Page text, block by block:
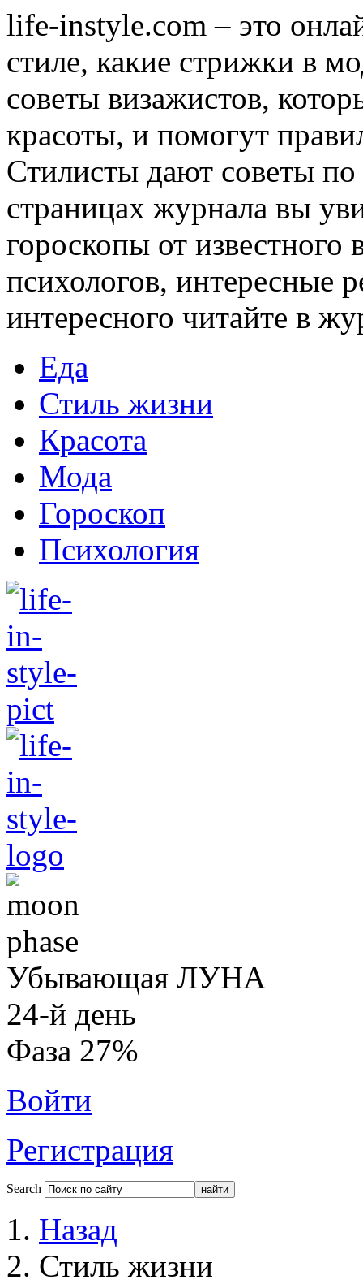
life-instyle.com – это
стиле, какие стрижки в
советы визажистов,
красоты, и помогут
Стилисты дают советы
страницах журнала вы
гороскопы от известного
психологов, интересные
интересного читайте в
Еда
Стиль жизни
Красота
Мода
Гороскоп
Психология
Убывающая ЛУНА
24-й день
Фаза 27%
Войти
Регистрация
Search
Назад
Стиль жизни